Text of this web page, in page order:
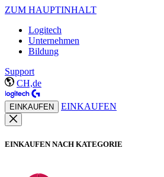
ZUM HAUPTINHALT
Logitech
Unternehmen
Bildung
Support
CH,de
EINKAUFEN EINKAUFEN
EINKAUFEN NACH KATEGORIE